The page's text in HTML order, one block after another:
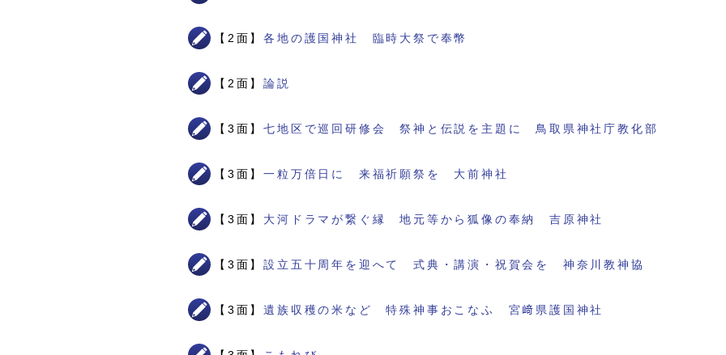
【2面】各地の護国神社 臨時大祭で奉幣
【2面】論説
【3面】七地区で巡回研修会 祭神と伝説を主題に 鳥取県神社庁教化部
【3面】一粒万倍日に 来福祈願祭を 大前神社
【3面】 大河ドラマが繋ぐ縁 地元等から狐像の奉納 吉原神社
【3面】設立五十周年を迎へて 式典・講演・祝賀会を 神奈川教神協
【3面】遺族収穫の米など 特殊神事おこなふ 宮﨑県護国神社